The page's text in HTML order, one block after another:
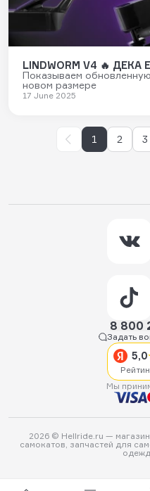
LINDWORM V4 🔥
Показываем
новом размере
17 June 2025
1 2 3
8 800
Задать
5,0
Мы
2026 © Hellride.ru —
самокатов, запчастей для